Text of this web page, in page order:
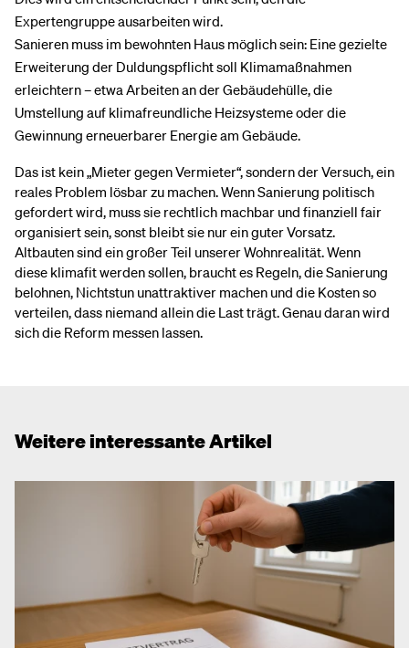
Expertengruppe ausarbeiten wird.
Sanieren muss im bewohnten Haus möglich sein: Eine gezielte
Erweiterung der Duldungspflicht soll Klimamaßnahmen
erleichtern – etwa Arbeiten an der Gebäudehülle, die
Umstellung auf klimafreundliche Heizsysteme oder die
Gewinnung erneuerbarer Energie am Gebäude.
Das ist kein „Mieter gegen Vermieter“, sondern der Versuch, ein
reales Problem lösbar zu machen. Wenn Sanierung politisch
gefordert wird, muss sie rechtlich machbar und finanziell fair
organisiert sein, sonst bleibt sie nur ein guter Vorsatz.
Altbauten sind ein großer Teil unserer Wohnrealität. Wenn
diese klimafit werden sollen, braucht es Regeln, die Sanierung
belohnen, Nichtstun unattraktiver machen und die Kosten so
verteilen, dass niemand allein die Last trägt. Genau daran wird
sich die Reform messen lassen.
Weitere interessante Artikel